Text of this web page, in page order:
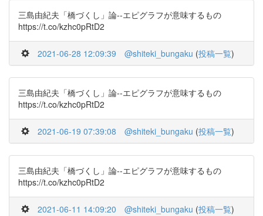
三島由紀夫「橋づくし」論--エピグラフが意味するもの
https://t.co/kzhc0pRtD2
2021-06-28 12:09:39 @shiteki_bungaku (投稿一覧)
三島由紀夫「橋づくし」論--エピグラフが意味するもの
https://t.co/kzhc0pRtD2
2021-06-19 07:39:08 @shiteki_bungaku (投稿一覧)
三島由紀夫「橋づくし」論--エピグラフが意味するもの
https://t.co/kzhc0pRtD2
2021-06-11 14:09:20 @shiteki_bungaku (投稿一覧)